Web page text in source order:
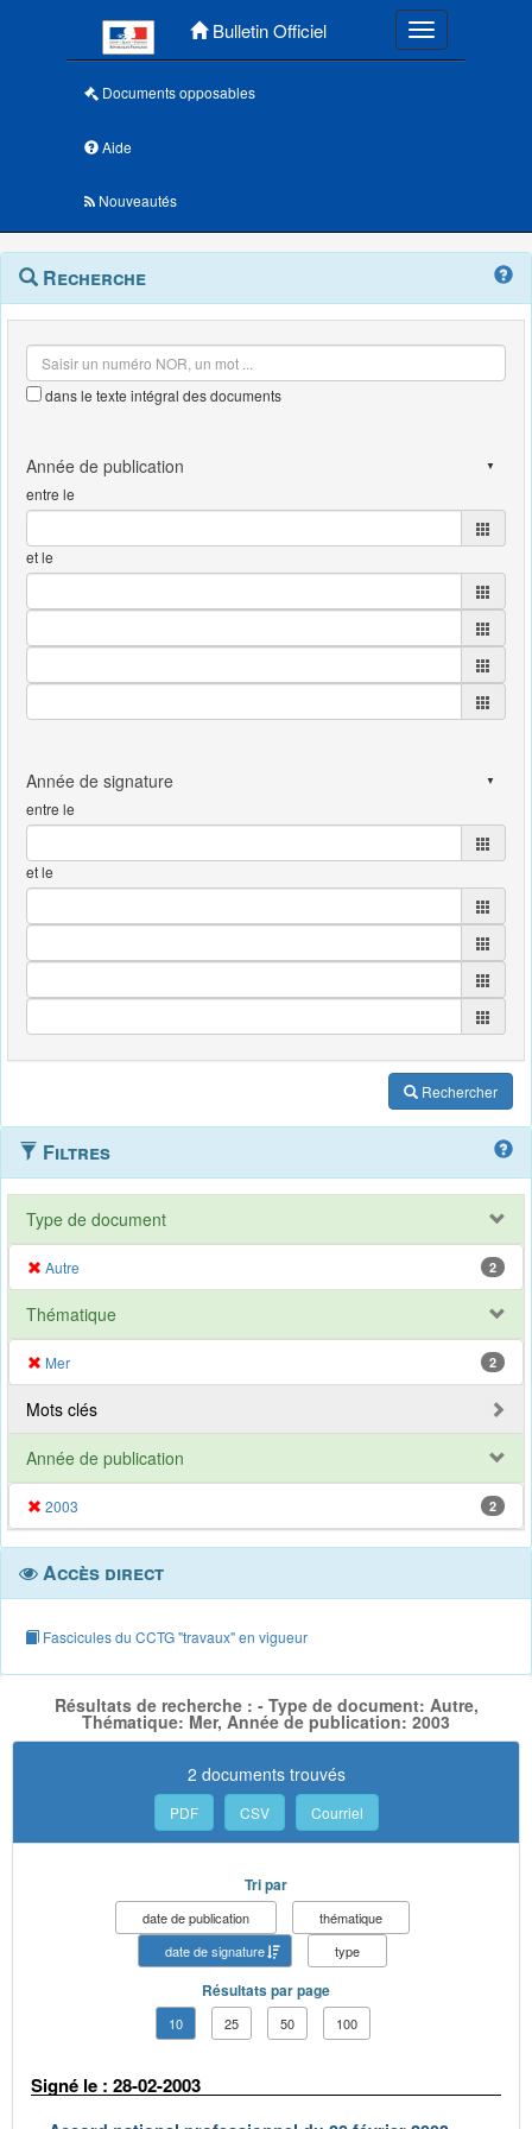
Bulletin Officiel Toggle
Documents opposables
Aide
Nouveautés
Navigation
outils
Menu
contextuel
Recherche
dans le texte intégral des documents
entre le
et le
entre le
et le
Rechercher
Filtres
Type de document
Autre 2
Thématique
Mer 2
Mots clés
Année de publication
2003 2
Accès direct
Fascicules du CCTG "travaux" en vigueur
Résultats de recherche : - Type de document: Autre,
Thématique: Mer, Année de publication: 2003
2 documents trouvés
PDF CSV Courriel
Tri par
date de publication
thématique
date de signature
type
Résultats par page
10 25 50 100
Signé le : 28-02-2003